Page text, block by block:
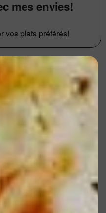
mes envies!
vos plats préférés!